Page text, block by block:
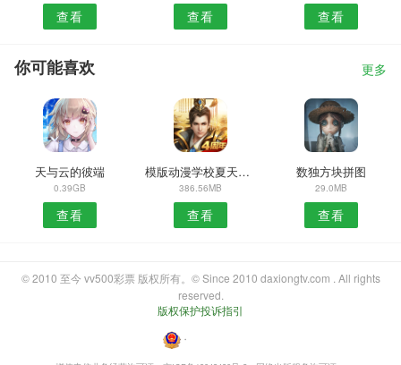
查看 查看 查看
你可能喜欢 更多
天与云的彼端
0.39GB
查看
模版动漫学校夏天运动的天
386.56MB
查看
数独方块拼图
29.0MB
查看
© 2010 至今 vv500彩票 版权所有。© Since 2010 daxiongtv.com . All rights
reserved.
版权保护投诉指引
・